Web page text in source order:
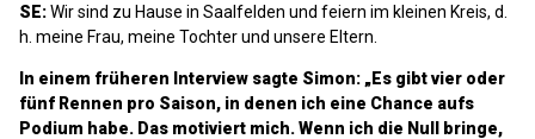
SE:Wir sind zu Hause in Saalfelden und feiern im kleinen Kreis, d.
h. meine Frau, meine Tochter und unsere Eltern.
In einem früheren Interview sagte Simon: „Es gibt vier oder
fünf Rennen pro Saison, in denen ich eine Chance aufs
Podium habe. Das motiviert mich. Wenn ich die Null bringe,